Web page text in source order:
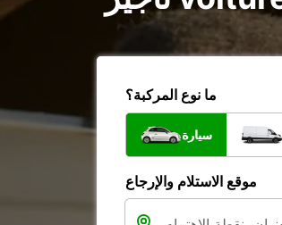
ما نوع المركبة؟
سيارة
موقع الاستلام والإرجاع